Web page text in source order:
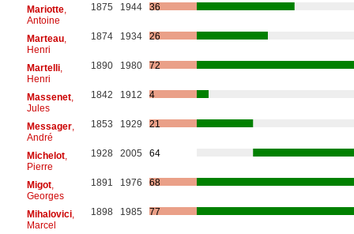
Mariotte,
Antoine
1875 1944 36
Marteau,
Henri
1874 1934 26
Martelli,
Henri
1890 1980 72
Massenet,
Jules
1842 1912 4
Messager,
André
1853 1929 21
Michelot,
Pierre
1928 2005 64
Migot,
Georges
1891 1976 68
Mihalovici,
Marcel
1898 1985 77